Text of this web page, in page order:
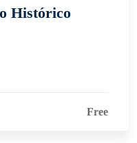
Histórico
Free